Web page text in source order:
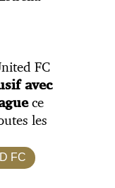
FC
avec
ce
les
FC